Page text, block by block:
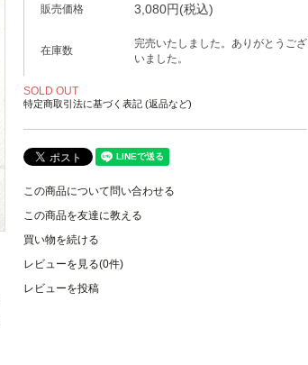
販売価格 3,080円(税込)
在庫数
完売いたしました。ありがとうござ
いました。
SOLD OUT
特定商取引法に基づく表記 (返品など)
この商品について問い合わせる
この商品を友達に教える
買い物を続ける
レビューを見る(0件)
レビューを投稿